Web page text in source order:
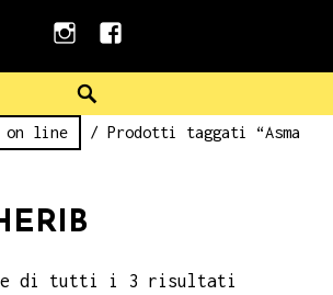
instagramfacebook
on line
/ Prodotti taggati “Asma
di tutti i 3 risultati